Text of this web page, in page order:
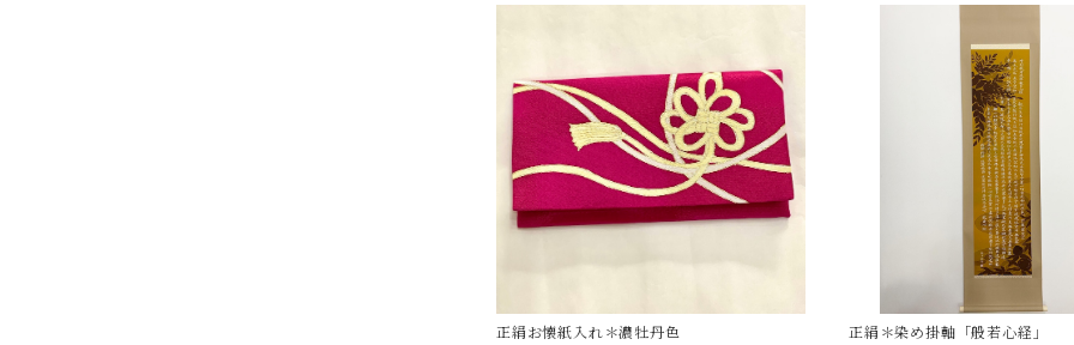
正絹お懐紙入れ＊濃牡丹色 正絹＊染め掛軸「般若心経」